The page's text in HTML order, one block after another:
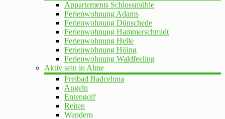
Appartements Schlossmühle
Ferienwohnung Adams
Ferienwohnung Dünschede
Ferienwohnung Hammerschmidt
Ferienwohnung Helle
Ferienwohnung Höing
Ferienwohnung Waldfeeling
Aktiv sein in Alme
Freibad Badcelona
Angeln
Entengolf
Reiten
Wandern